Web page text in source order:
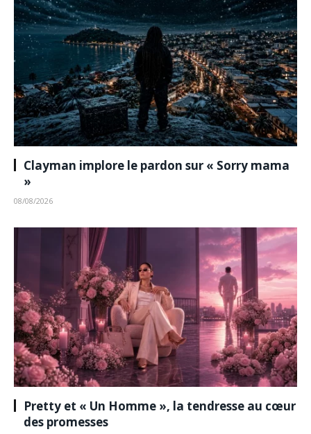
Clayman implore le pardon sur « Sorry mama
»
08/08/2026
Pretty et « Un Homme », la tendresse au cœur
des promesses